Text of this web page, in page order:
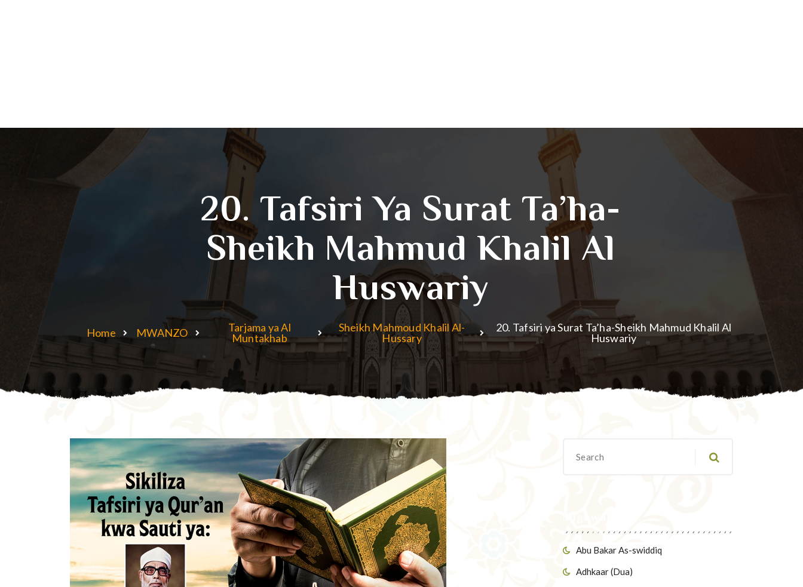
20. Tafsiri Ya Surat Ta’ha-
Sheikh Mahmud Khalil Al
Huswariy
Home MWANZO
Tarjama ya Al
Muntakhab
Sheikh Mahmoud Khalil Al-
Hussary
20. Tafsiri ya Surat Ta’ha-Sheikh Mahmud Khalil Al
Huswariy
Abu Bakar As-swiddiq
Adhkaar (Dua)